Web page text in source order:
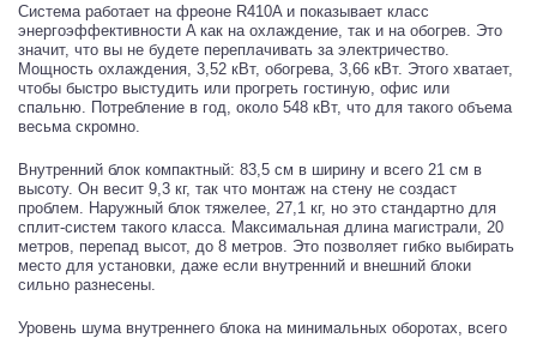
Система работает на фреоне R410A и показывает класс
энергоэффективности A как на охлаждение, так и на обогрев. Это
значит, что вы не будете переплачивать за электричество.
Мощность охлаждения, 3,52 кВт, обогрева, 3,66 кВт. Этого хватает,
чтобы быстро выстудить или прогреть гостиную, офис или
спальню. Потребление в год, около 548 кВт, что для такого объема
весьма скромно.
Внутренний блок компактный: 83,5 см в ширину и всего 21 см в
высоту. Он весит 9,3 кг, так что монтаж на стену не создаст
проблем. Наружный блок тяжелее, 27,1 кг, но это стандартно для
сплит-систем такого класса. Максимальная длина магистрали, 20
метров, перепад высот, до 8 метров. Это позволяет гибко выбирать
место для установки, даже если внутренний и внешний блоки
сильно разнесены.
Уровень шума внутреннего блока на минимальных оборотах, всего